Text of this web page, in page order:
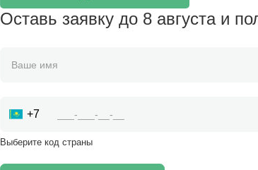
Оставь заявку до 8 августа и
+7
Выберите код страны